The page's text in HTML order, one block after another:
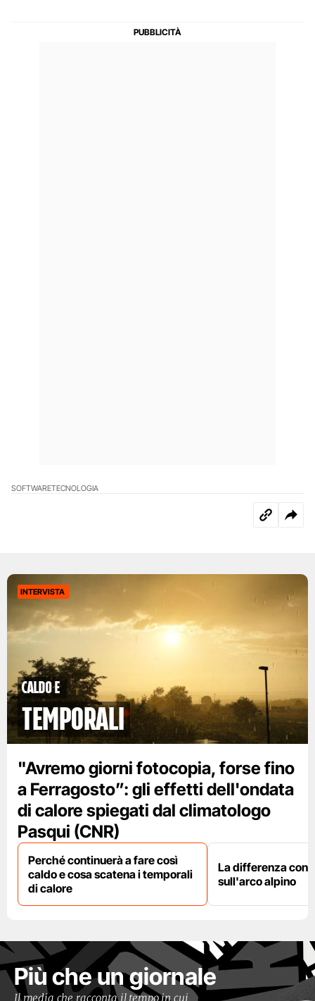
SOFTWARETECNOLOGIA
INTERVISTA
caldo e
temporali
"Avremo giorni fotocopia, forse fino
a Ferragosto”: gli effetti dell'ondata
di calore spiegati dal climatologo
Pasqui (CNR)
Perché continuerà a fare così
caldo e cosa scatena i temporali
di calore
La differenza con
sull'arco alpino
Più che un giornale
Il media che racconta il tempo in cui